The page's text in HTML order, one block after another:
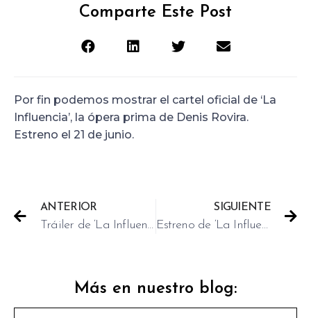
Comparte Este Post
Por fin podemos mostrar el cartel oficial de ‘La
Influencia’, la ópera prima de Denis Rovira.
Estreno el 21 de junio.
ANTERIOR
Tráiler de ‘La Influencia’
SIGUIENTE
Estreno de ‘La Influencia’ en el Top 10 de taquilla
Más en nuestro blog: